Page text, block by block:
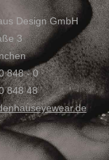
Design GmbH
3
848 - 0
848 48